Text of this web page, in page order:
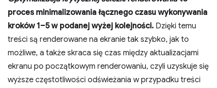
proces minimalizowania łącznego czasu wykonywania
kroków 1–5 w podanej wyżej kolejności. Dzięki temu
treści są renderowane na ekranie tak szybko, jak to
możliwe, a także skraca się czas między aktualizacjami
ekranu po początkowym renderowaniu, czyli uzyskuje się
wyższe częstotliwości odświeżania w przypadku treści